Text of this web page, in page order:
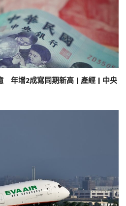
年增2成寫同期新高 | 產經 | 中央